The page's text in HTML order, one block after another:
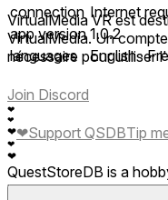
VirtualMedia VR est
VirtualMedia. Un
nécessaire pour utiliser
connection Internet
app version 1.0.2
languages
English ∙
Join Discord
❤
❤
❤
❤
❤
❤Support QSDBTip
QuestStoreDB is a
Your donations are